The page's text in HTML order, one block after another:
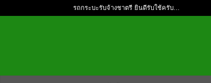
รถกระบะรับจ้างชาตรี ยินดีรับใช้ครับ...